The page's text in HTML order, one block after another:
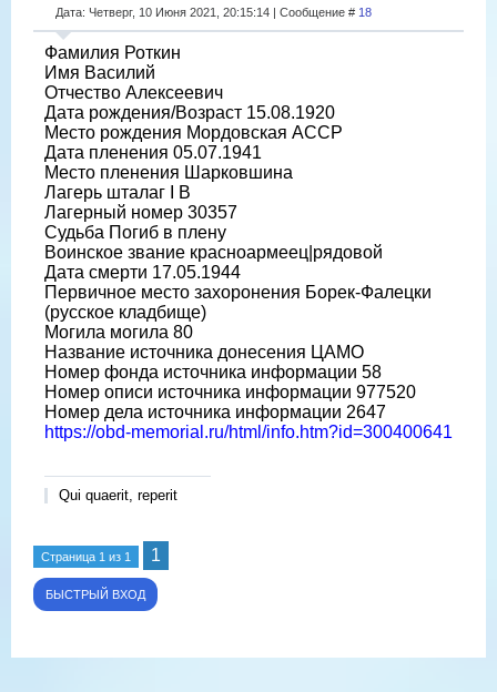
Дата: Четверг, 10 Июня 2021, 20:15:14 | Сообщение # 18
Фамилия Роткин
Имя Василий
Отчество Алексеевич
Дата рождения/Возраст 15.08.1920
Место рождения Мордовская АССР
Дата пленения 05.07.1941
Место пленения Шарковшина
Лагерь шталаг I B
Лагерный номер 30357
Судьба Погиб в плену
Воинское звание красноармеец|рядовой
Дата смерти 17.05.1944
Первичное место захоронения Борек-Фалецки
(русское кладбище)
Могила могила 80
Название источника донесения ЦАМО
Номер фонда источника информации 58
Номер описи источника информации 977520
Номер дела источника информации 2647
https://obd-memorial.ru/html/info.htm?id=300400641
Qui quaerit, reperit
Страница 1 из 1 1